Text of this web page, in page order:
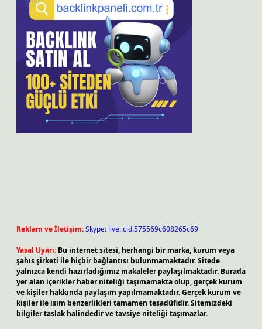
Reklam ve İletişim:Skype: live:.cid.575569c608265c69
Yasal Uyarı: Bu internet sitesi, herhangi bir marka, kurum veya
şahıs şirketi ile hiçbir bağlantısı bulunmamaktadır. Sitede
yalnızca kendi hazırladığımız makaleler paylaşılmaktadır. Burada
yer alan içerikler haber niteliği taşımamakta olup, gerçek kurum
ve kişiler hakkında paylaşım yapılmamaktadır. Gerçek kurum ve
kişiler ile isim benzerlikleri tamamen tesadüfidir. Sitemizdeki
bilgiler taslak halindedir ve tavsiye niteliği taşımazlar.